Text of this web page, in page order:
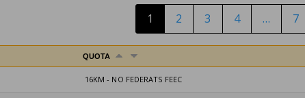
1 2 3 4 … 7
QUOTA
16KM - NO FEDERATS FEEC